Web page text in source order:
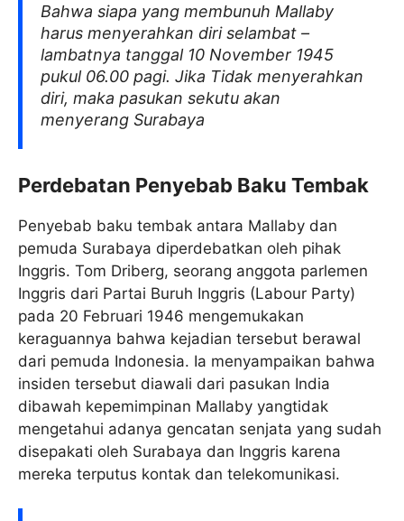
Bahwa siapa yang membunuh Mallaby
harus menyerahkan diri selambat –
lambatnya tanggal 10 November 1945
pukul 06.00 pagi. Jika Tidak menyerahkan
diri, maka pasukan sekutu akan
menyerang Surabaya
Perdebatan Penyebab Baku Tembak
Penyebab baku tembak antara Mallaby dan
pemuda Surabaya diperdebatkan oleh pihak
Inggris. Tom Driberg, seorang anggota parlemen
Inggris dari Partai Buruh Inggris (Labour Party)
pada 20 Februari 1946 mengemukakan
keraguannya bahwa kejadian tersebut berawal
dari pemuda Indonesia. Ia menyampaikan bahwa
insiden tersebut diawali dari pasukan India
dibawah kepemimpinan Mallaby yangtidak
mengetahui adanya gencatan senjata yang sudah
disepakati oleh Surabaya dan Inggris karena
mereka terputus kontak dan telekomunikasi.